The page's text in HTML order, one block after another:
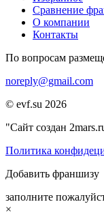
Сравнение
О компании
Контакты
По вопросам
noreply@gmail.com
© evf.su 2026
"Сайт создан
Политика
Добавить франшизу
заполните
×